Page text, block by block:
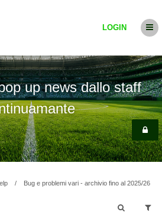
LOGIN
up news dallo staff
Bug e problemi vari - archivio fino al 2025/26